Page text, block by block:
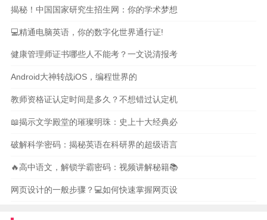
揭秘！中国国家研究生招生网：你的学术梦想
💻精通电脑英语，你的数字化世界通行证!
健康管理师证书哪些人不能考？一文说清报考
Android大神转战iOS，编程世界的
教师资格证认定时间是多久？不想错过认定机
📖揭示文学殿堂的璀璨明珠：史上十大经典必
破解科学密码：揭秘英语在科研界的超级语言
🔥高中语文，解锁学霸密码：视频讲解秘籍📚
网页设计的一般步骤？💻如何快速掌握网页设